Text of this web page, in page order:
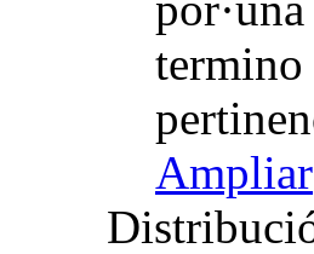
termino
Ampliar